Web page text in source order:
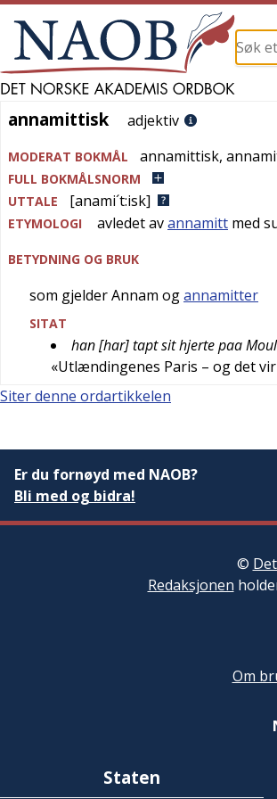
annamittisk
annamittisk adjektiv
MODERAT BOKMÅL annamittisk,
FULL BOKMÅLSNORM
UTTALE
[anami´t:isk]
ETYMOLOGI avledet avannamitt med
BETYDNING OG BRUK
som gjelder Annam ogannamitter
SITAT
han [har] tapt sit hjerte paa
«Utlændingenes Paris – og det
Siter denne ordartikkelen
Er du fornøyd med NAOB?
Bli med og bidra!
©
Redaksjonen
Om
Staten